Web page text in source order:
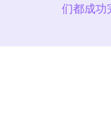
们都成功